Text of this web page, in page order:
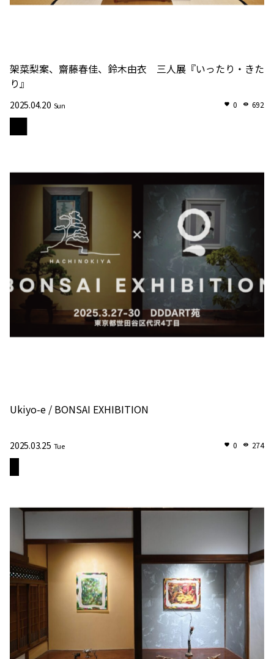
架菜梨案、齋藤春佳、鈴木由衣 三人展『いったり・きた
り』
2025.04.20 Sun 0 692
Ukiyo-e / BONSAI EXHIBITION
2025.03.25 Tue 0 274